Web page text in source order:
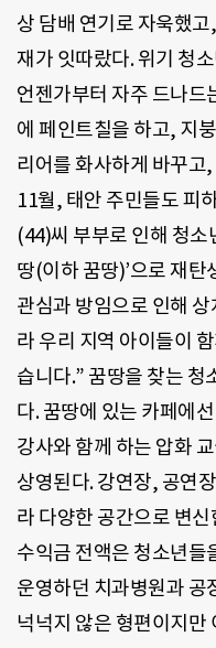
상 담배 연기로 자욱했
재가 잇따랐다. 위기 청
언젠가부터 자주 드나드
에 페인트칠을 하고, 지
리어를 화사하게 바꾸고
11월, 태안 주민들도 피
(44)씨 부부로 인해 청소
땅(이하 꿈땅)’으로 재
관심과 방임으로 인해
라 우리 지역 아이들이
습니다.” 꿈땅을 찾는 청
다. 꿈땅에 있는 카페에
강사와 함께 하는 압화
상영된다. 강연장, 공연
라 다양한 공간으로 변
수익금 전액은 청소년들
운영하던 치과병원과 공
넉넉지 않은 형편이지만